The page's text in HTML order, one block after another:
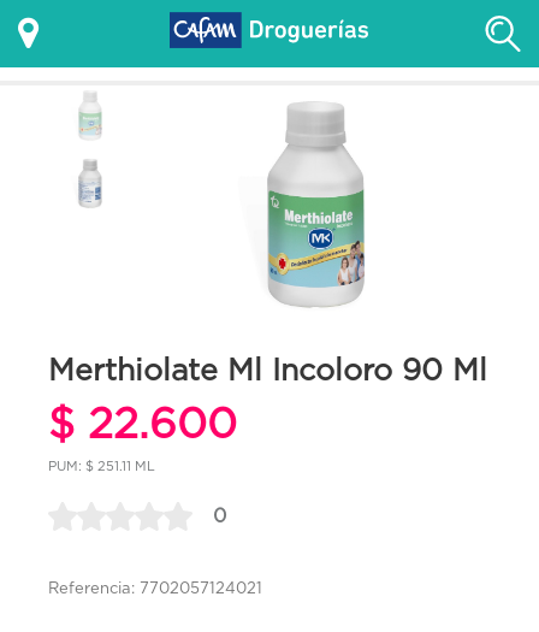
Merthiolate Ml Incoloro 90 Ml
$ 22.600
PUM: $ 251.11 ML
0
Referencia: 7702057124021